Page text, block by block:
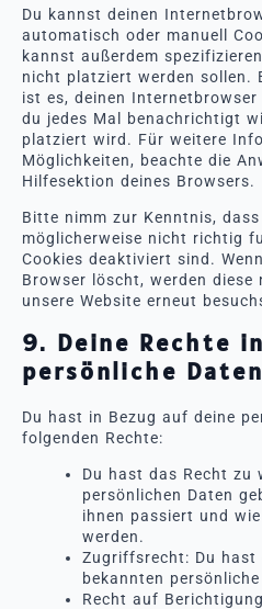
Du kannst deinen
automatisch oder manuell
kannst außerdem
nicht platziert werden sollen.
ist es, deinen
du jedes Mal benachrichtigt
platziert wird. Für weitere
Möglichkeiten, beachte die
Hilfesektion deines Browsers.
Bitte nimm zur Kenntnis, dass
möglicherweise nicht richtig
Cookies deaktiviert sind.
Browser löscht, werden diese
unsere Website erneut
9. Deine Rechte
persönliche Daten
Du hast in Bezug auf deine
folgenden Rechte:
Du hast das Recht zu
persönlichen Daten
ihnen passiert und
werden.
Zugriffsrecht: Du hast
bekannten
Recht auf